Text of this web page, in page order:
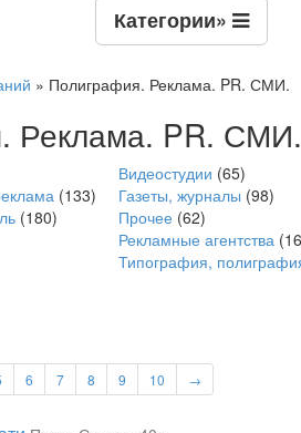
Категории»
» Полиграфия. Реклама. PR. СМИ.
Реклама. PR. СМИ.
Видеостудии (65)
(133) Газеты, журналы (98)
(180) Прочее (62)
Рекламные агентства
Типография,
6 7 8 9 10 →